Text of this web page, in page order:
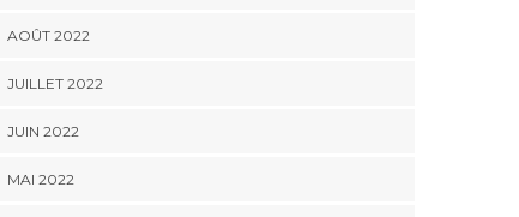
AOÛT 2022
JUILLET 2022
JUIN 2022
MAI 2022